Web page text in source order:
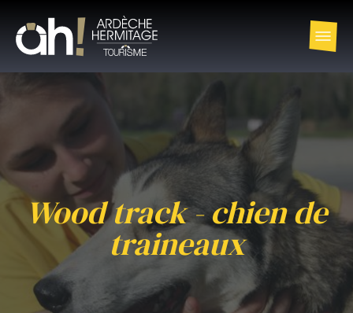
Wood track - chien de
traineaux